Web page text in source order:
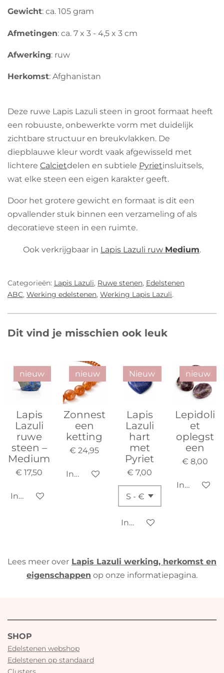
e
r
e
Gewicht: ca. 105 gram
Afmetingen: ca. 7 x 3 - 4,5 x 3 cm
Afwerking: ruw
Herkomst: Afghanistan
Deze ruwe Lapis Lazuli steen in groot formaat heeft
een robuuste, onbewerkte vorm met duidelijk
zichtbare structuur en breukvlakken. De
diepblauwe kleur wordt vaak afgewisseld met
lichtere Calcietdelen en subtiele Pyrietinsluitsels,
wat elke steen een eigen karakter geeft.
Door het grotere gewicht en formaat is dit een
opvallender stuk binnen een verzameling of als
decoratieve steen in een ruimte.
Ook verkrijgbaar in Lapis Lazuli ruw Medium.
Categorieën: Lapis Lazuli, Ruwe stenen, Edelstenen
ABC, Werking edelstenen, Werking Lapis Lazuli.
Dit vind je misschien ook leuk
nieuw
Lapis
Lazuli
ruwe
steen –
Medium
€ 17,50
In winkelwagen
nieuw
Zonnest
een
ketting
€ 24,95
In winkelwagen
Nieuw
Lapis
Lazuli
hart
met
Pyriet
€ 7,00
In winkelwagen
nieuw
Lepidoli
et
oplegst
een
€ 8,00
In
Lees meer over Lapis Lazuli werking, herkomst en
eigenschappen op onze informatiepagina.
SHOP
Edelstenen webshop
Edelstenen op standaard